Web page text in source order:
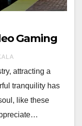
Gaming
attracting a
tranquility has
like these